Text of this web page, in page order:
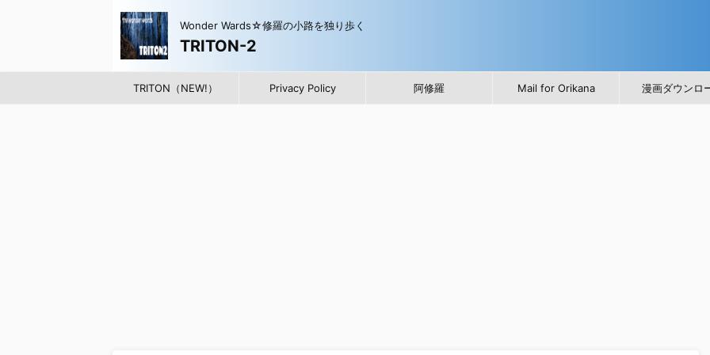
Wonder Wards☆修羅の小路を独り歩く
TRITON-2
TRITON（NEW!） Privacy Policy 阿修羅 Mail for Orikana 漫画ダウンロ